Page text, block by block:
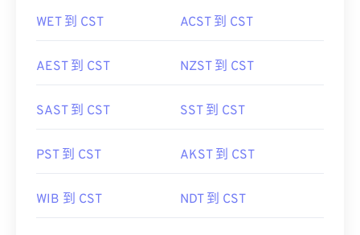
WET 到 CST ACST 到 CST
AEST 到 CST NZST 到 CST
SAST 到 CST SST 到 CST
PST 到 CST AKST 到 CST
WIB 到 CST NDT 到 CST